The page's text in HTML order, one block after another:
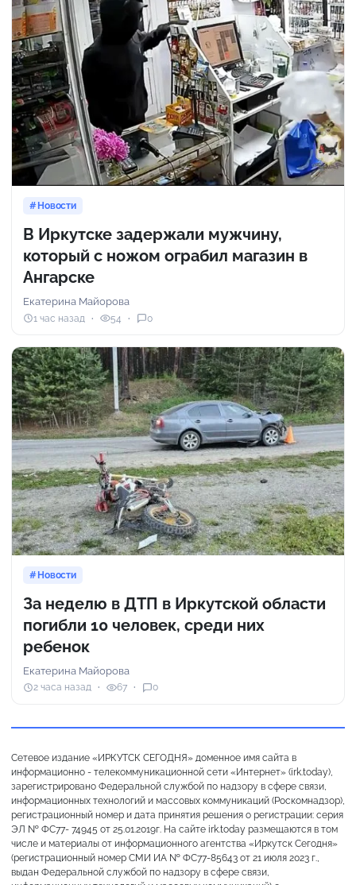
Новости
В Иркутске задержали мужчину,
который с ножом ограбил магазин в
Ангарске
Екатерина Майорова
1 час назад 54 0
Новости
За неделю в ДТП в Иркутской области
погибли 10 человек, среди них
ребенок
Екатерина Майорова
2 часа назад 67 0
Сетевое издание «ИРКУТСК СЕГОДНЯ» доменное имя сайта в
информационно - телекоммуникационной сети «Интернет» (irk.today),
зарегистрировано Федеральной службой по надзору в сфере связи,
информационных технологий и массовых коммуникаций (Роскомнадзор),
регистрационный номер и дата принятия решения о регистрации: серия
ЭЛ № ФС77- 74945 от 25.01.2019г. На сайте irk.today размещаются в том
числе и материалы от информационного агентства «Иркутск Сегодня»
(регистрационный номер СМИ ИА № ФС77-85643 от 21 июля 2023 г.,
выдан Федеральной службой по надзору в сфере связи,